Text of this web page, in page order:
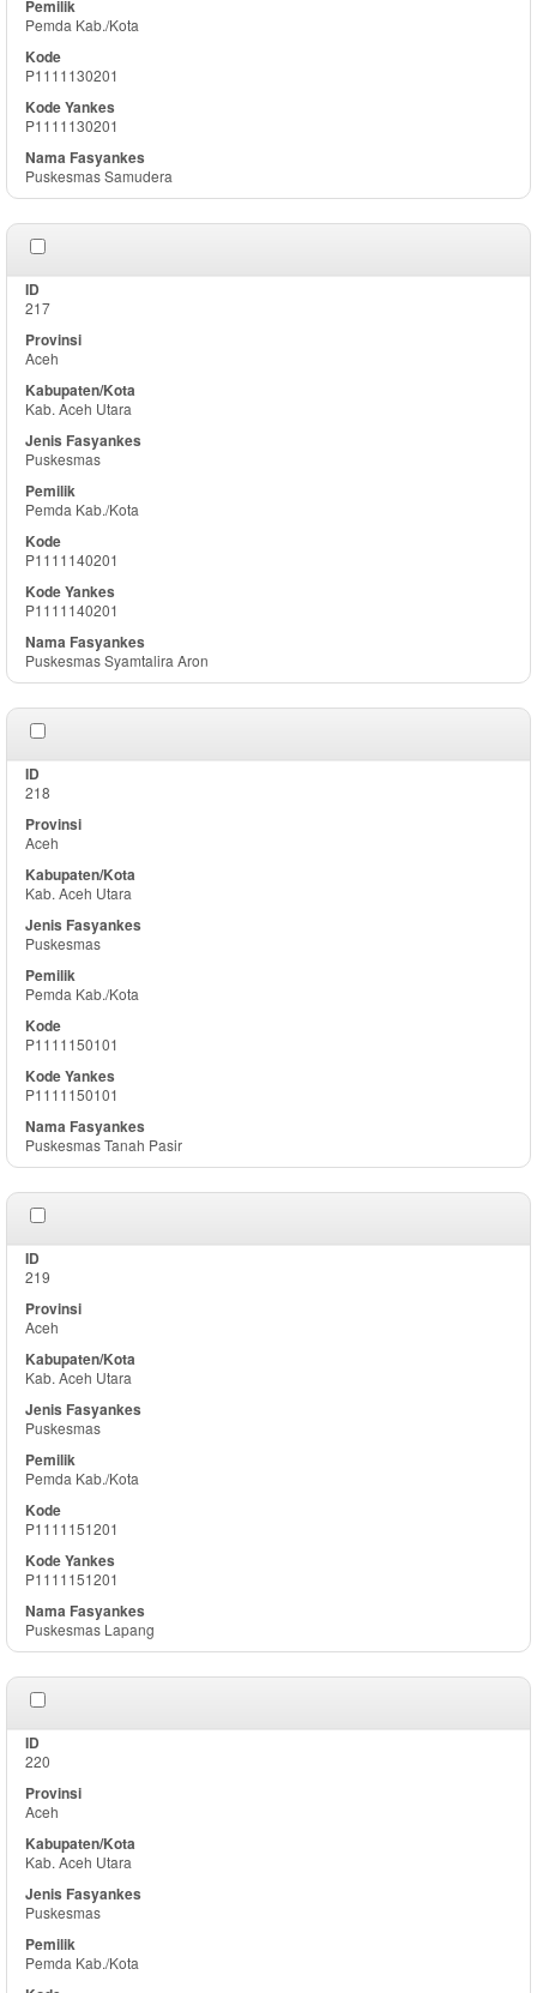
Pemda Kab./Kota
P1111130201
P1111130201
Puskesmas Samudera
217
Aceh
Kab. Aceh Utara
Puskesmas
Pemda Kab./Kota
P1111140201
P1111140201
Puskesmas Syamtalira Aron
218
Aceh
Kab. Aceh Utara
Puskesmas
Pemda Kab./Kota
P1111150101
P1111150101
Puskesmas Tanah Pasir
219
Aceh
Kab. Aceh Utara
Puskesmas
Pemda Kab./Kota
P1111151201
P1111151201
Puskesmas Lapang
220
Aceh
Kab. Aceh Utara
Puskesmas
Pemda Kab./Kota